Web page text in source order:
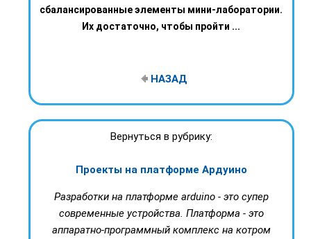
сбалансированные элементы мини-лаборатории.
Их достаточно, чтобы пройти ...
НАЗАД
Вернуться в рубрику:
Проекты на платформе Ардуино
Разработки на платформе arduino - это супер
современные устройства. Платформа - это
аппаратно-программный комплекс на котром